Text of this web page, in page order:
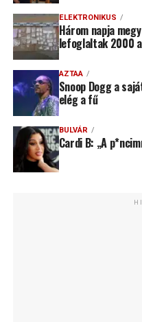
ELEKTRONIKUS
Három napja
lefoglaltak 2000
AZTAA
Snoop Dogg a
elég a fű
BULVÁR
Cardi B: „A